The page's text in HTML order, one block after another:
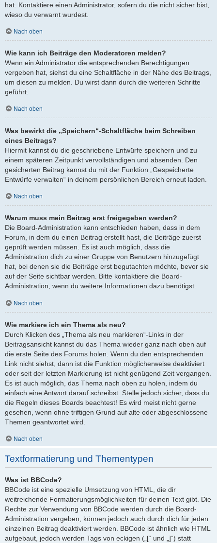
hat. Kontaktiere einen Administrator, sofern du die nicht sicher bist,
wieso du verwarnt wurdest.
Nach oben
Wie kann ich Beiträge den Moderatoren melden?
Wenn ein Administrator die entsprechenden Berechtigungen
vergeben hat, siehst du eine Schaltfläche in der Nähe des Beitrags,
um diesen zu melden. Du wirst dann durch die weiteren Schritte
geführt.
Nach oben
Was bewirkt die „Speichern“-Schaltfläche beim Schreiben
eines Beitrags?
Hiermit kannst du die geschriebene Entwürfe speichern und zu
einem späteren Zeitpunkt vervollständigen und absenden. Den
gesicherten Beitrag kannst du mit der Funktion „Gespeicherte
Entwürfe verwalten“ in deinem persönlichen Bereich erneut laden.
Nach oben
Warum muss mein Beitrag erst freigegeben werden?
Die Board-Administration kann entschieden haben, dass in dem
Forum, in dem du einen Beitrag erstellt hast, die Beiträge zuerst
geprüft werden müssen. Es ist auch möglich, dass die
Administration dich zu einer Gruppe von Benutzern hinzugefügt
hat, bei denen sie die Beiträge erst begutachten möchte, bevor sie
auf der Seite sichtbar werden. Bitte kontaktiere die Board-
Administration, wenn du weitere Informationen dazu benötigst.
Nach oben
Wie markiere ich ein Thema als neu?
Durch Klicken des „Thema als neu markieren“-Links in der
Beitragsansicht kannst du das Thema wieder ganz nach oben auf
die erste Seite des Forums holen. Wenn du den entsprechenden
Link nicht siehst, dann ist die Funktion möglicherweise deaktiviert
oder seit der letzten Markierung ist nicht genügend Zeit vergangen.
Es ist auch möglich, das Thema nach oben zu holen, indem du
einfach eine Antwort darauf schreibst. Stelle jedoch sicher, dass du
die Regeln dieses Boards beachtest! Es wird meist nicht gerne
gesehen, wenn ohne triftigen Grund auf alte oder abgeschlossene
Themen geantwortet wird.
Nach oben
Textformatierung und Thementypen
Was ist BBCode?
BBCode ist eine spezielle Umsetzung von HTML, die dir
weitreichende Formatierungsmöglichkeiten für deinen Text gibt. Die
Rechte zur Verwendung von BBCode werden durch die Board-
Administration vergeben, können jedoch auch durch dich für jeden
einzelnen Beitrag deaktiviert werden. BBCode ist ähnlich wie HTML
aufgebaut, jedoch werden Tags von eckigen („[“ und „]“) statt